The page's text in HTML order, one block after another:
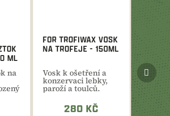
ML
na
FOR TROFIWAX VOSK
NA TROFEJE - 150ML
Vosk k ošetření a
konzervaci lebky,
paroží a toulců.
Přípravek vytváří...
280 KČ
Další
produkt